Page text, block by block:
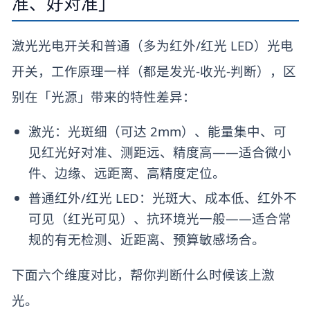
激光光电开关和普通（多为红外/红光 LED）光电
开关，工作原理一样（都是发光-收光-判断），区
别在「光源」带来的特性差异：
激光：光斑细（可达 2mm）、能量集中、可
见红光好对准、测距远、精度高——适合微小
件、边缘、远距离、高精度定位。
普通红外/红光 LED：光斑大、成本低、红外不
可见（红光可见）、抗环境光一般——适合常
规的有无检测、近距离、预算敏感场合。
下面六个维度对比，帮你判断什么时候该上激
光。